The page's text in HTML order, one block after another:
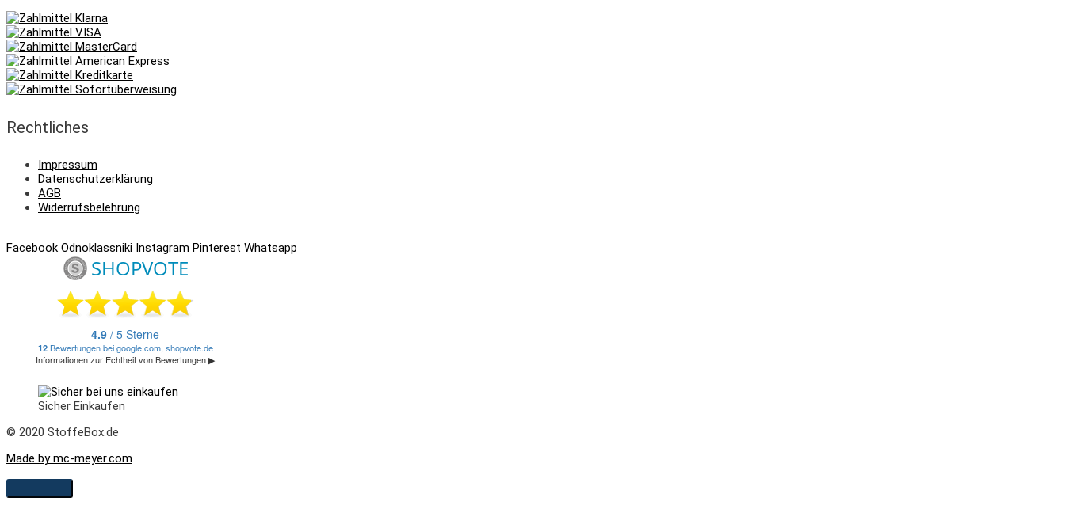
Rechtliches
Impressum
Datenschutzerklärung
AGB
Widerrufsbelehrung
Facebook Odnoklassniki Instagram Pinterest Whatsapp
Sicher Einkaufen
© 2020 StoffeBox.de
Made by mc-meyer.com